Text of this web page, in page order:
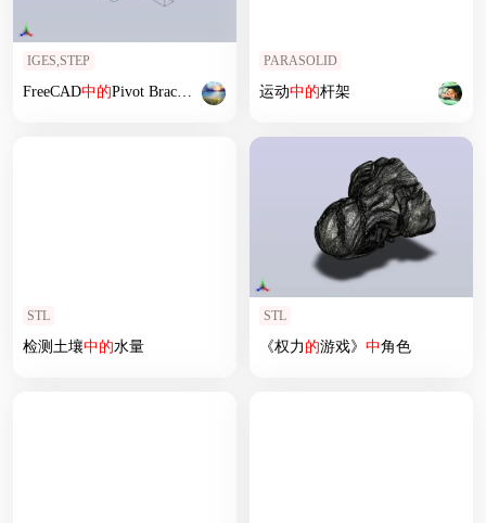
IGES,STEP
FreeCAD中的Pivot Bracket。
PARASOLID
运动中的杆架
STL
检测土壤中的水量
STL
《权力的游戏》 中角色